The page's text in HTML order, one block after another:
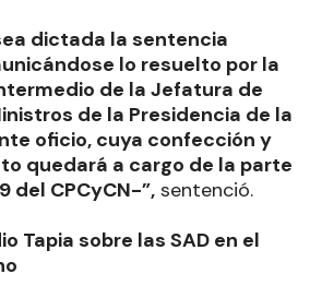
dictada la sentencia
lo resuelto por la
de la Jefatura de
de la Presidencia de la
oficio, cuya confección y
quedará a cargo de la parte
del CPCyCN-”, sentenció.
Tapia sobre las SAD en el